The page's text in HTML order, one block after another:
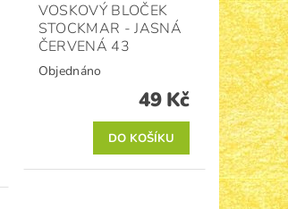
VOSKOVÝ BLOČEK
STOCKMAR - JASNÁ
ČERVENÁ 43
Objednáno
49 Kč